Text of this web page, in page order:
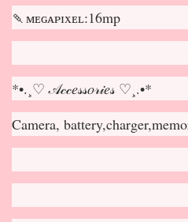
🍡ᴍᴇɢᴀᴘɪxᴇʟ:16mp
*•.¸♡ 𝒜𝒸𝒸𝑒𝓈𝓈𝑜𝓇𝒾𝑒𝓈 ♡¸.•*
Camera,